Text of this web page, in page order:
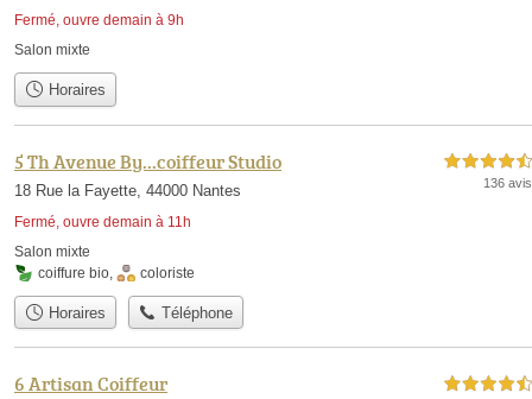
Fermé, ouvre demain à 9h
Salon mixte
Horaires
5 Th Avenue By...coiffeur Studio
18 Rue la Fayette, 44000 Nantes
Fermé, ouvre demain à 11h
4,5 étoiles sur 5
136 avis
Salon mixte
coiffure bio
coloriste
Horaires Téléphone
6 Artisan Coiffeur 4,5 étoiles sur 5